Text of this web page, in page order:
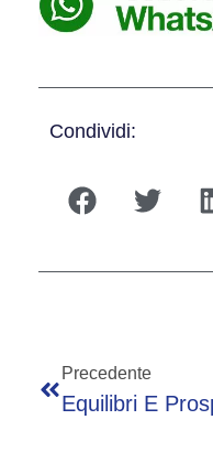
Condividi:
Precedente